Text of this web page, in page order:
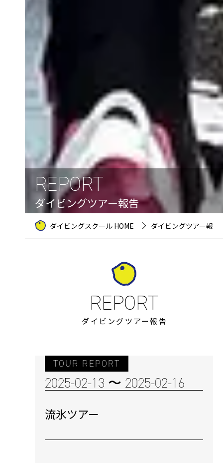
REPORT
ダイビングツアー報告
ダイビングスクール HOME ダイビングツアー報告
ダイビングツアー報告
TOUR REPORT
2025-02-13 〜 2025-02-16
流氷ツアー